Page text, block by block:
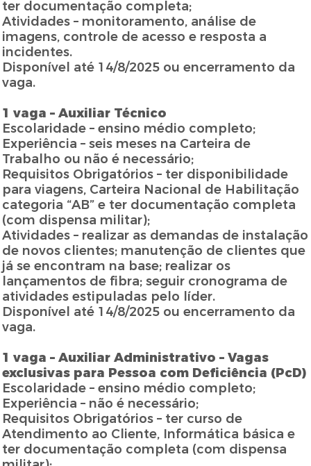
ter documentação completa;
Atividades – monitoramento, análise de
imagens, controle de acesso e resposta a
incidentes.
Disponível até 14/8/2025 ou encerramento da
vaga.
1 vaga – Auxiliar Técnico
Escolaridade – ensino médio completo;
Experiência – seis meses na Carteira de
Trabalho ou não é necessário;
Requisitos Obrigatórios – ter disponibilidade
para viagens, Carteira Nacional de Habilitação
categoria “AB” e ter documentação completa
(com dispensa militar);
Atividades – realizar as demandas de instalação
de novos clientes; manutenção de clientes que
já se encontram na base; realizar os
lançamentos de fibra; seguir cronograma de
atividades estipuladas pelo líder.
Disponível até 14/8/2025 ou encerramento da
vaga.
1 vaga – Auxiliar Administrativo – Vagas
exclusivas para Pessoa com Deficiência (PcD)
Escolaridade – ensino médio completo;
Experiência – não é necessário;
Requisitos Obrigatórios – ter curso de
Atendimento ao Cliente, Informática básica e
ter documentação completa (com dispensa